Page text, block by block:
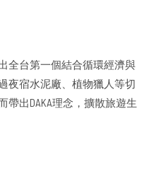
全台第一個結合循環經濟與
夜宿水泥廠、植物獵人等切
帶出DAKA理念，擴散旅遊生